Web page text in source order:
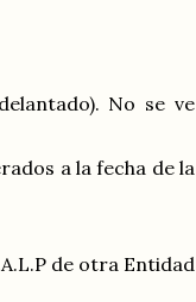
No se ve
a la fecha de la
de otra Entidad